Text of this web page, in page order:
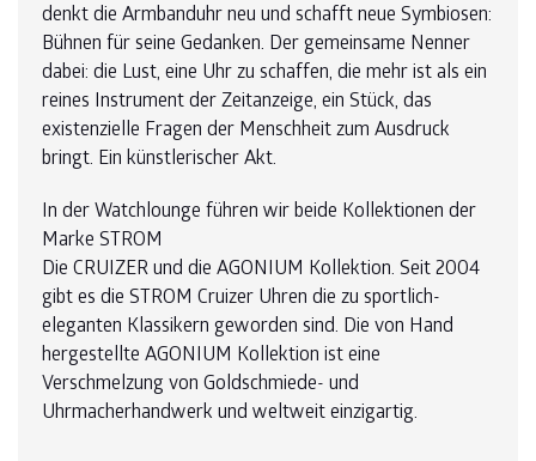
denkt die Armbanduhr neu und schafft neue Symbiosen:
Bühnen für seine Gedanken. Der gemeinsame Nenner
dabei: die Lust, eine Uhr zu schaffen, die mehr ist als ein
reines Instrument der Zeitanzeige, ein Stück, das
existenzielle Fragen der Menschheit zum Ausdruck
bringt. Ein künstlerischer Akt.
In der Watchlounge führen wir beide Kollektionen der
Marke STROM
Die CRUIZER und die AGONIUM Kollektion. Seit 2004
gibt es die STROM Cruizer Uhren die zu sportlich-
eleganten Klassikern geworden sind. Die von Hand
hergestellte AGONIUM Kollektion ist eine
Verschmelzung von Goldschmiede- und
Uhrmacherhandwerk und weltweit einzigartig.